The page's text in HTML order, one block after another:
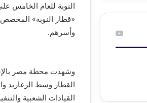
النوبة للعام الخامس
«قطار النوبة» المخصص
وأسرهم.
وشهدت محطة مصر
القطار وسط الزغاريد
القيادات الشعبية